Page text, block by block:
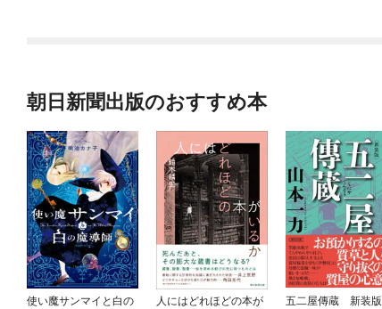
朝日新聞出版のおすすめ本
使い魔サンマイと白の
人にはどれほどの本が
五二屋傳蔵 新装版